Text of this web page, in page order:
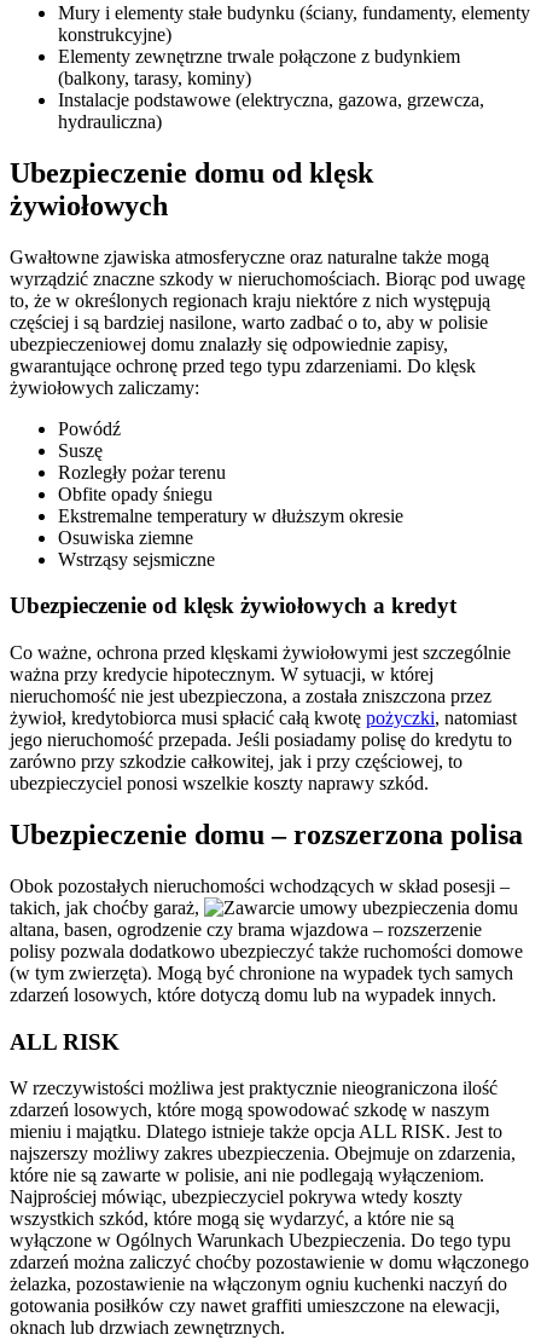
Mury i elementy stałe budynku (ściany, fundamenty, elementy
konstrukcyjne)
Elementy zewnętrzne trwale połączone z budynkiem
(balkony, tarasy, kominy)
Instalacje podstawowe (elektryczna, gazowa, grzewcza,
hydrauliczna)
Ubezpieczenie domu od klęsk
żywiołowych
Gwałtowne zjawiska atmosferyczne oraz naturalne także mogą
wyrządzić znaczne szkody w nieruchomościach. Biorąc pod uwagę
to, że w określonych regionach kraju niektóre z nich występują
częściej i są bardziej nasilone, warto zadbać o to, aby w polisie
ubezpieczeniowej domu znalazły się odpowiednie zapisy,
gwarantujące ochronę przed tego typu zdarzeniami. Do klęsk
żywiołowych zaliczamy:
Powódź
Suszę
Rozległy pożar terenu
Obfite opady śniegu
Ekstremalne temperatury w dłuższym okresie
Osuwiska ziemne
Wstrząsy sejsmiczne
Ubezpieczenie od klęsk żywiołowych a kredyt
Co ważne, ochrona przed klęskami żywiołowymi jest szczególnie
ważna przy kredycie hipotecznym. W sytuacji, w której
nieruchomość nie jest ubezpieczona, a została zniszczona przez
żywioł, kredytobiorca musi spłacić całą kwotę pożyczki, natomiast
jego nieruchomość przepada. Jeśli posiadamy polisę do kredytu to
zarówno przy szkodzie całkowitej, jak i przy częściowej, to
ubezpieczyciel ponosi wszelkie koszty naprawy szkód.
Ubezpieczenie domu – rozszerzona polisa
Obok pozostałych nieruchomości wchodzących w skład posesji –
takich, jak choćby garaż,
altana, basen, ogrodzenie czy brama wjazdowa – rozszerzenie
polisy pozwala dodatkowo ubezpieczyć także ruchomości domowe
(w tym zwierzęta). Mogą być chronione na wypadek tych samych
zdarzeń losowych, które dotyczą domu lub na wypadek innych.
ALL RISK
W rzeczywistości możliwa jest praktycznie nieograniczona ilość
zdarzeń losowych, które mogą spowodować szkodę w naszym
mieniu i majątku. Dlatego istnieje także opcja ALL RISK. Jest to
najszerszy możliwy zakres ubezpieczenia. Obejmuje on zdarzenia,
które nie są zawarte w polisie, ani nie podlegają wyłączeniom.
Najprościej mówiąc, ubezpieczyciel pokrywa wtedy koszty
wszystkich szkód, które mogą się wydarzyć, a które nie są
wyłączone w Ogólnych Warunkach Ubezpieczenia. Do tego typu
zdarzeń można zaliczyć choćby pozostawienie w domu włączonego
żelazka, pozostawienie na włączonym ogniu kuchenki naczyń do
gotowania posiłków czy nawet graffiti umieszczone na elewacji,
oknach lub drzwiach zewnętrznych.